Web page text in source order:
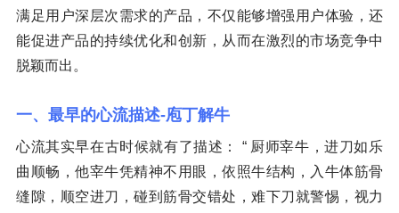
满足用户深层次需求的产品，不仅能够增强用户体验，还
能促进产品的持续优化和创新，从而在激烈的市场竞争中
脱颖而出。
一、最早的心流描述-庖丁解牛
心流其实早在古时候就有了描述： “ 厨师宰牛，进刀如乐
曲顺畅，他宰牛凭精神不用眼，依照牛结构，入牛体筋骨
缝隙，顺空进刀，碰到筋骨交错处，难下刀就警惕，视力